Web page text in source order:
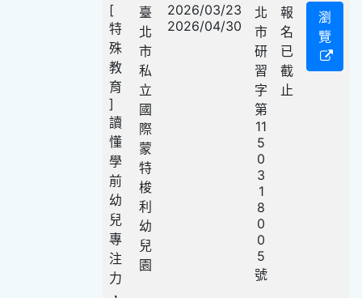
[
特
殊
教
育
]
讀
懂
學
前
幼
兒
專
注
力
臺
北
市
私
立
國
際
蒙
特
梭
利
幼
兒
園
2026/03/23
2026/04/30
北
市
研
習
字
第
11
5
0
3
1
8
0
0
5
號
報
名
已
截
止
瀏
覽